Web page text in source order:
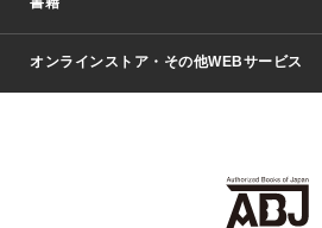
Vジャンプ
週刊ヤングジャンプ
Seventeen
芸能・情報・スポーツ
文芸・文庫・総合
ライトノベル・ノベライズ
オンラインストア・その他WEBサービス
SHUEISHA MANGA-ART HERITAGE